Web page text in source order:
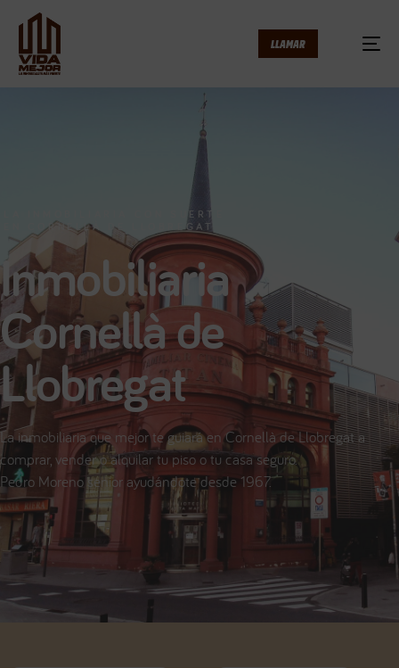
LLAMAR
LA INMOBILIARIA CON SUERTE
EN CORNELLÀ DE LLOBREGAT
Inmobiliaria
Cornellà de
Llobregat
La inmobiliaria que mejor te guiará en Cornellà de Llobregat a
comprar, vender o alquilar tu piso o tu casa seguro.
Pedro Moreno senior ayudándote desde 1967.